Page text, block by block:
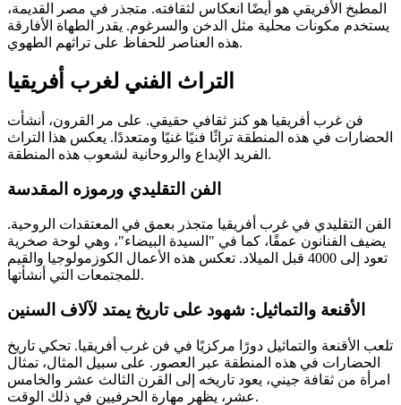
المطبخ الأفريقي هو أيضًا انعكاس لثقافته. متجذر في مصر القديمة،
يستخدم مكونات محلية مثل الدخن والسرغوم. يقدر الطهاة الأفارقة
هذه العناصر للحفاظ على تراثهم الطهوي.
التراث الفني لغرب أفريقيا
فن غرب أفريقيا هو كنز ثقافي حقيقي. على مر القرون، أنشأت
الحضارات في هذه المنطقة تراثًا فنيًا غنيًا ومتعددًا. يعكس هذا التراث
الفريد الإبداع والروحانية لشعوب هذه المنطقة.
الفن التقليدي ورموزه المقدسة
الفن التقليدي في غرب أفريقيا متجذر بعمق في المعتقدات الروحية.
يضيف الفنانون عمقًا، كما في "السيدة البيضاء"، وهي لوحة صخرية
تعود إلى 4000 قبل الميلاد. تعكس هذه الأعمال الكوزمولوجيا والقيم
للمجتمعات التي أنشأتها.
الأقنعة والتماثيل: شهود على تاريخ يمتد لآلاف السنين
تلعب الأقنعة والتماثيل دورًا مركزيًا في فن غرب أفريقيا. تحكي تاريخ
الحضارات في هذه المنطقة عبر العصور. على سبيل المثال، تمثال
امرأة من ثقافة جيني، يعود تاريخه إلى القرن الثالث عشر والخامس
عشر، يظهر مهارة الحرفيين في ذلك الوقت.